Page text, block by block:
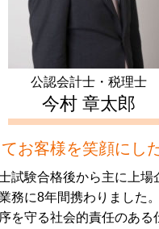
除 確定申告
動産 所得
告 新宿区 税理士
告 文京区 相談
県 相談
京区 税理士
京区 相談公認会計士・税理士
今村 章太郎
お客様を笑顔にし
試験合格後から主に上場
務に8年間携わりました。
を守る社会的責任のある